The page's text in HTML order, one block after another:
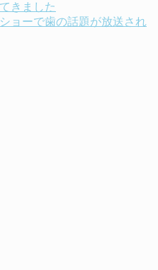
きました
ョーで歯の話題が放送され